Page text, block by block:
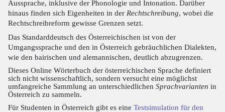
Aussprache, inklusive der Phonologie und Intonation. Darüber
hinaus finden sich Eigenheiten in der Rechtschreibung, wobei die
Rechtschreibreform gewisse Grenzen setzt.
Das Standarddeutsch des Österreichischen ist von der
Umgangssprache und den in Österreich gebräuchlichen Dialekten,
wie den bairischen und alemannischen, deutlich abzugrenzen.
Dieses Online Wörterbuch der österreichischen Sprache definiert
sich nicht wissenschaftlich, sondern versucht eine möglichst
umfangreiche Sammlung an unterschiedlichen Sprachvarianten in
Österreich zu sammeln.
Für Studenten in Österreich gibt es eine Testsimulation für den